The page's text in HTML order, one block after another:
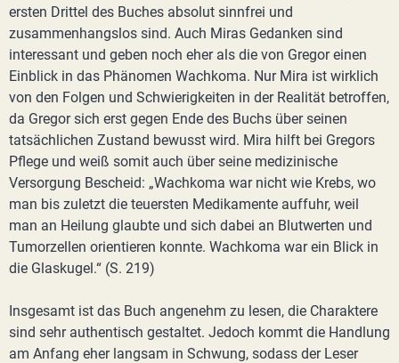
ersten Drittel des Buches absolut sinnfrei und
zusammenhangslos sind. Auch Miras Gedanken sind
interessant und geben noch eher als die von Gregor einen
Einblick in das Phänomen Wachkoma. Nur Mira ist wirklich
von den Folgen und Schwierigkeiten in der Realität betroffen,
da Gregor sich erst gegen Ende des Buchs über seinen
tatsächlichen Zustand bewusst wird. Mira hilft bei Gregors
Pflege und weiß somit auch über seine medizinische
Versorgung Bescheid: „Wachkoma war nicht wie Krebs, wo
man bis zuletzt die teuersten Medikamente auffuhr, weil
man an Heilung glaubte und sich dabei an Blutwerten und
Tumorzellen orientieren konnte. Wachkoma war ein Blick in
die Glaskugel.“ (S. 219)
Insgesamt ist das Buch angenehm zu lesen, die Charaktere
sind sehr authentisch gestaltet. Jedoch kommt die Handlung
am Anfang eher langsam in Schwung, sodass der Leser